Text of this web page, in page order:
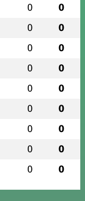
0 0
0 0
0 0
0 0
0 0
0 0
0 0
0 0
0 0